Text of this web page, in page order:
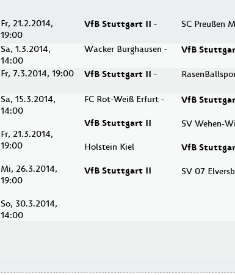
Fr, 21.2.2014,
19:00
VfB Stuttgart II - SC Preußen
Sa, 1.3.2014,
14:00
Wacker Burghausen - VfB
Fr, 7.3.2014, 19:00 VfB Stuttgart II -
Sa, 15.3.2014,
14:00
Fr, 21.3.2014,
19:00
Mi, 26.3.2014,
19:00
So, 30.3.2014,
14:00
FC Rot-Weiß Erfurt -
VfB Stuttgart II
Holstein Kiel
VfB Stuttgart II
VfB
SV Wehen-
VfB
SV 07